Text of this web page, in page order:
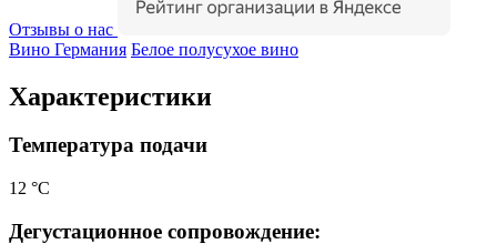
Отзывы о нас
Вино Германия Белое полусухое вино
Характеристики
Температура подачи
12 °С
Дегустационное сопровождение: